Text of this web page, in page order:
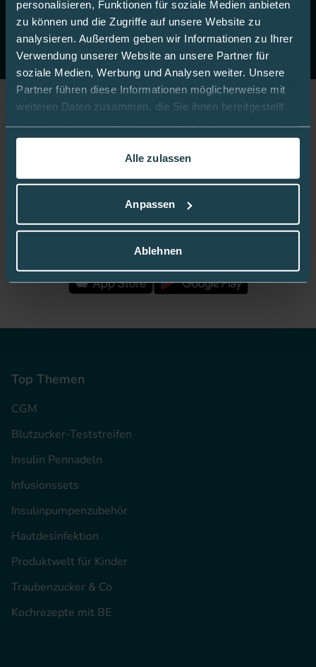
personalisieren, Funktionen für soziale Medien anbieten
zu können und die Zugriffe auf unsere Website zu
analysieren. Außerdem geben wir Informationen zu Ihrer
Verwendung unserer Website an unsere Partner für
soziale Medien, Werbung und Analysen weiter. Unsere
Partner führen diese Informationen möglicherweise mit
weiteren Daten zusammen, die Sie ihnen bereitgestellt
gesammelt haben.
In dieser
Alle zulassen
Anpassen
Ablehnen
& erhalten Sie einen Gutschein im Wert von 10 Euro auf
Ihre nächste Onlinebestellung.
Jetzt anmelden
Bleiben Sie gut informiert:
Mediq App
Top Themen
CGM
Blutzucker-Teststreifen
Insulin Pennadeln
Infusionssets
Insulinpumpenzubehör
Hautdesinfektion
Produktwelt für Kinder
Traubenzucker & Co
Kochrezepte mit BE